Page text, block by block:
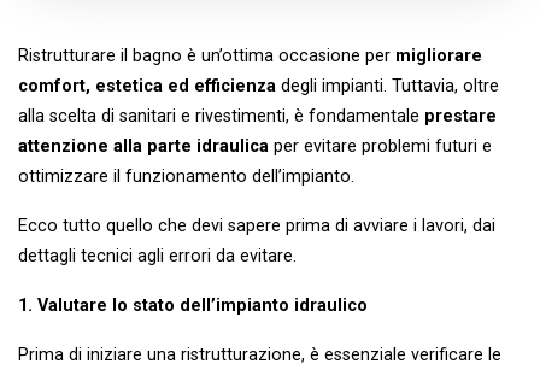
Ristrutturare il bagno è un’ottima occasione per migliorare
comfort, estetica ed efficienza degli impianti. Tuttavia, oltre
alla scelta di sanitari e rivestimenti, è fondamentale prestare
attenzione alla parte idraulica per evitare problemi futuri e
ottimizzare il funzionamento dell’impianto.
Ecco tutto quello che devi sapere prima di avviare i lavori, dai
dettagli tecnici agli errori da evitare.
1. Valutare lo stato dell’impianto idraulico
Prima di iniziare una ristrutturazione, è essenziale verificare le